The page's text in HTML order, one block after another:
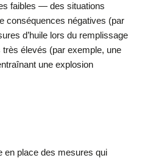
faibles — des situations
conséquences négatives (par
d’huile lors du remplissage
élevés (par exemple, une
une explosion
en place des mesures qui